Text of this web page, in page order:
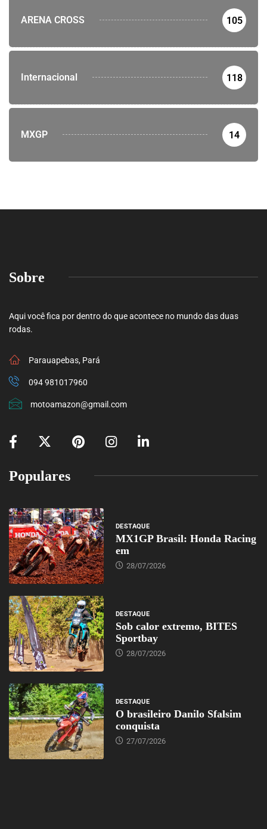
ARENA CROSS 105
Internacional 118
MXGP 14
Sobre
Aqui você fica por dentro do que acontece no mundo das duas
rodas.
Parauapebas, Pará
094 981017960
motoamazon@gmail.com
Populares
DESTAQUE
MX1GP Brasil: Honda Racing
em
28/07/2026
DESTAQUE
Sob calor extremo, BITES
Sportbay
28/07/2026
DESTAQUE
O brasileiro Danilo Sfalsim
conquista
27/07/2026